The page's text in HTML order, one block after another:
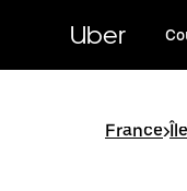
principal
Uber
France>